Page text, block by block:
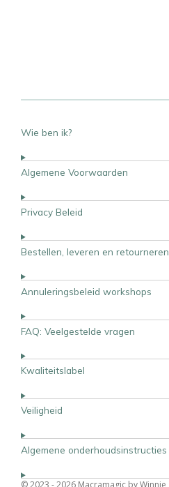
Wie ben ik?
Algemene Voorwaarden
Privacy Beleid
Bestellen, leveren en retourneren
Annuleringsbeleid workshops
FAQ: Veelgestelde vragen
Kwaliteitslabel
Veiligheid
Algemene onderhoudsinstructies